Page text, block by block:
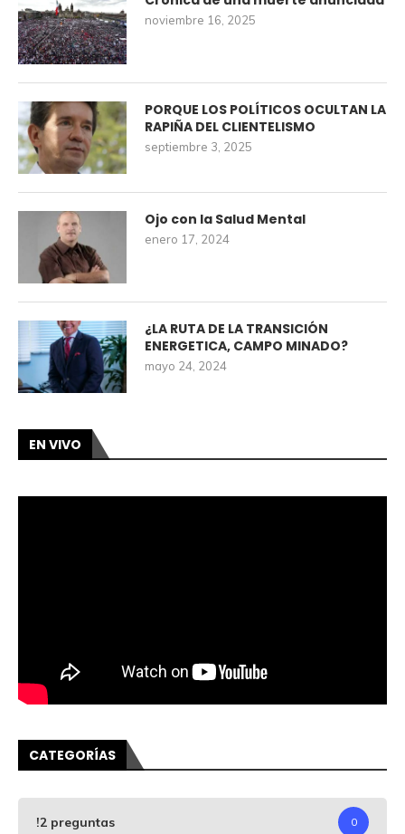
noviembre 16, 2025
PORQUE LOS POLÍTICOS OCULTAN LA
RAPIÑA DEL CLIENTELISMO
septiembre 3, 2025
Ojo con la Salud Mental
enero 17, 2024
¿LA RUTA DE LA TRANSICIÓN
ENERGETICA, CAMPO MINADO?
mayo 24, 2024
EN VIVO
CATEGORÍAS
!2 preguntas 0